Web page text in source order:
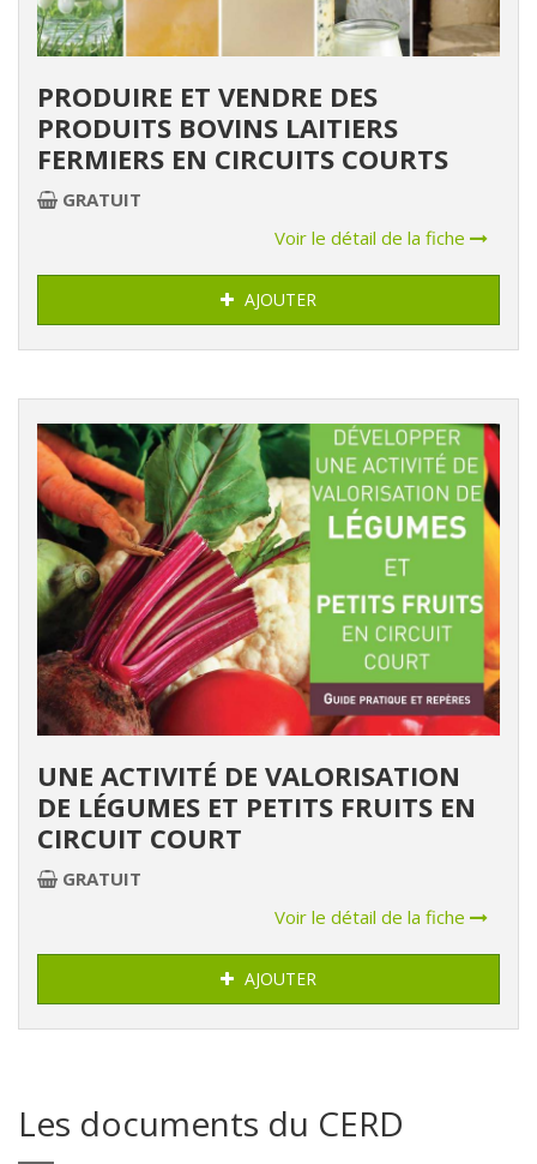
PRODUIRE ET VENDRE DES
PRODUITS BOVINS LAITIERS
FERMIERS EN CIRCUITS COURTS
GRATUIT
Voir le détail de la fiche
AJOUTER
UNE ACTIVITÉ DE VALORISATION
DE LÉGUMES ET PETITS FRUITS EN
CIRCUIT COURT
GRATUIT
Voir le détail de la fiche
AJOUTER
Les documents du CERD